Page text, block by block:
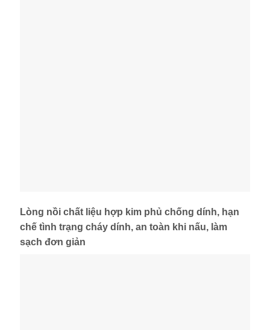
Lòng nồi chất liệu hợp kim phủ chống dính, hạn
chế tình trạng cháy dính, an toàn khi nấu, làm
sạch đơn giản